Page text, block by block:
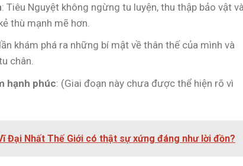
: Tiêu Nguyệt không ngừng tu luyện, thu thập bảo vật
thù mạnh mẽ hơn.
khám phá ra những bí mật về thân thế của mình và
chân.
hạnh phúc: (Giai đoạn này chưa được thể hiện rõ vì
Đại Nhất Thế Giới có thật sự xứng đáng như lời đồn?